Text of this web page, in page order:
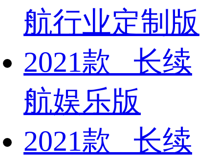
航行业定制版
2021款 长续
航娱乐版
2021款 长续